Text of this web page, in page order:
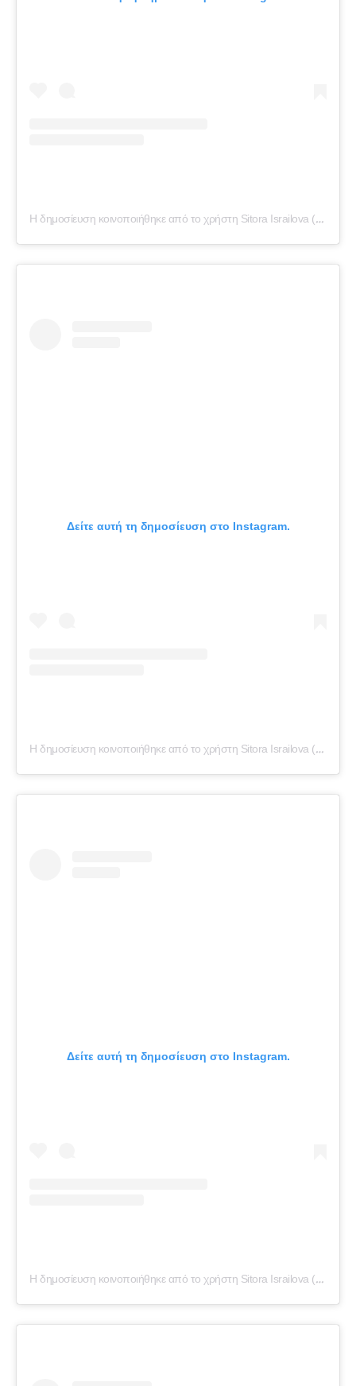
Η δημοσίευση κοινοποιήθηκε από το χρήστη Sitora Israilova (@sitorabanu)
Δείτε αυτή τη δημοσίευση στο Instagram.
Η δημοσίευση κοινοποιήθηκε από το χρήστη Sitora Israilova (@sitorabanu)
Δείτε αυτή τη δημοσίευση στο Instagram.
Η δημοσίευση κοινοποιήθηκε από το χρήστη Sitora Israilova (@sitorabanu)